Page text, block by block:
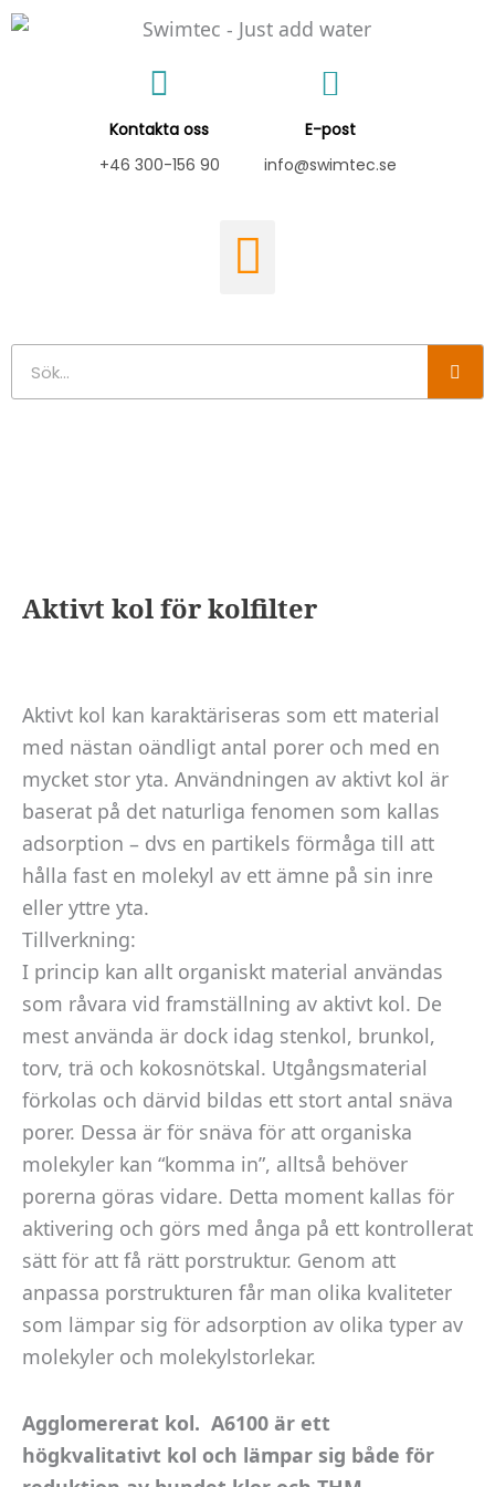
Hoppa
Kontakta oss
+46 300-156 90
E-post
info@swimtec.se
Aktivt kol för kolfilter
Aktivt kol kan karaktäriseras som ett material
med nästan oändligt antal porer och med en
mycket stor yta. Användningen av aktivt kol är
baserat på det naturliga fenomen som kallas
adsorption – dvs en partikels förmåga till att
hålla fast en molekyl av ett ämne på sin inre
eller yttre yta.
Tillverkning:
I princip kan allt organiskt material användas
som råvara vid framställning av aktivt kol. De
mest använda är dock idag stenkol, brunkol,
torv, trä och kokosnötskal. Utgångsmaterial
förkolas och därvid bildas ett stort antal snäva
porer. Dessa är för snäva för att organiska
molekyler kan “komma in”, alltså behöver
porerna göras vidare. Detta moment kallas för
aktivering och görs med ånga på ett kontrollerat
sätt för att få rätt porstruktur. Genom att
anpassa porstrukturen får man olika kvaliteter
som lämpar sig för adsorption av olika typer av
molekyler och molekylstorlekar.
Agglomererat kol. A6100 är ett
högkvalitativt kol och lämpar sig både för
Nödvändiga
Dessa kakor
går inte att
välja bort. De
behövs för
att hemsidan
över huvud
taget ska
fungera.
Statistik
För att vi ska
kunna
förbättra
hemsidans
funktionalitet
och
uppbyggnad,
hur
hemsidan
används.